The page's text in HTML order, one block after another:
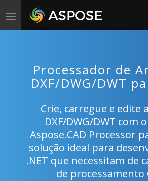
Toggle
Processador de
DXF/DWG/DWT
Crie, carregue e edite
DXF/DWG/DWT com
Aspose.CAD Processor
solução ideal para
.NET que necessitam de
de processamento